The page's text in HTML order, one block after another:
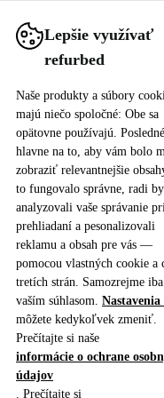
Lepšie využívať
refurbed
Naše produkty a súbory
majú niečo spoločné: Obe sa
opätovne používajú. Posledné
hlavne na to, aby vám bolo
zobraziť relevantnejšie
to fungovalo správne, radi
analyzovali vaše správanie
prehliadaní a pesonalizovali
reklamu a obsah pre vás —
pomocou vlastných cookie a
tretích strán. Samozrejme
vaším súhlasom. Nastavenia
môžete kedykoľvek zmeniť.
Prečítajte si naše
informácie o ochrane
údajov
. Prečítajte si
a
smartfóny do 1700 € –
300 - 500 € 500 - 700 €